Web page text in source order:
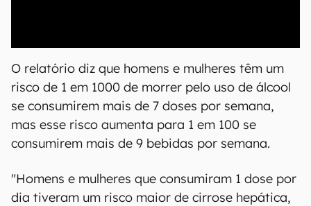
O relatório diz que homens e mulheres têm um
risco de 1 em 1000 de morrer pelo uso de álcool
se consumirem mais de 7 doses por semana,
mas esse risco aumenta para 1 em 100 se
consumirem mais de 9 bebidas por semana.
"Homens e mulheres que consumiram 1 dose por
dia tiveram um risco maior de cirrose hepática,